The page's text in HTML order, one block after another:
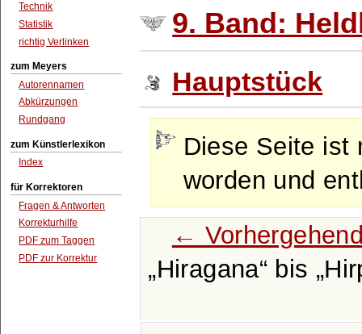
Technik
Statistik
richtig Verlinken
zum Meyers
Autorennamen
Abkürzungen
Rundgang
zum Künstlerlexikon
Index
für Korrektoren
Fragen & Antworten
Korrekturhilfe
PDF zum Taggen
PDF zur Korrektur
9. Band:
Hauptstück
Diese Seite ist
worden und
←
Hiragana
bis